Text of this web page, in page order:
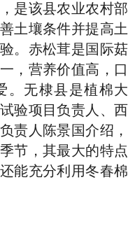
是该县农业农村部
土壤条件并提高土
。赤松茸是国际菇
，营养价值高，口
。无棣县是植棉大
验项目负责人、西
责人陈景国介绍，
节，其最大的特点
能充分利用冬春棉